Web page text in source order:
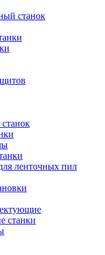
станок
ленточных пил
станки